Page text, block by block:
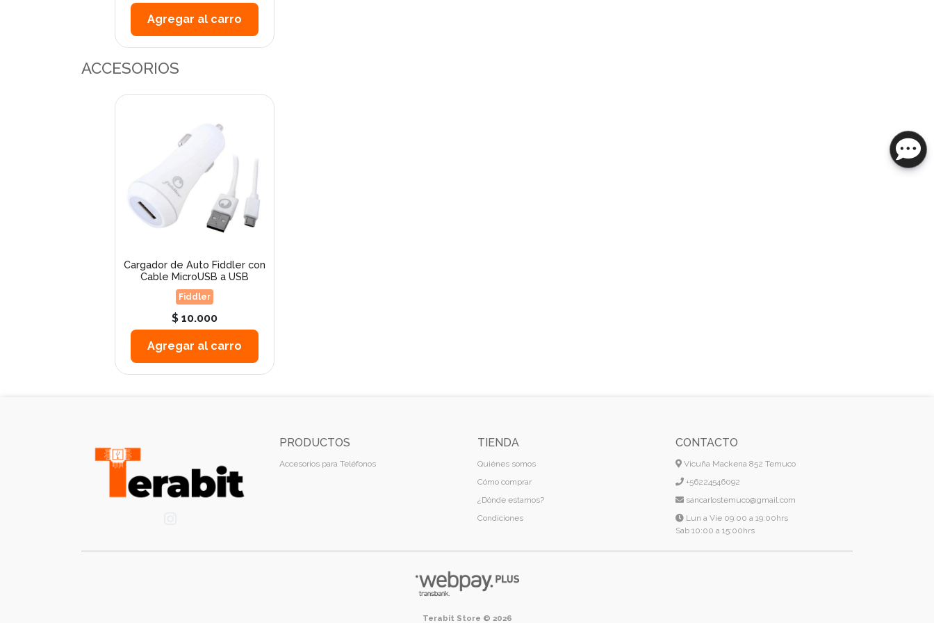
Agregar al carro
ACCESORIOS
Cargador de Auto Fiddler con
Cable MicroUSB a USB
Fiddler
$ 10.000
Agregar al carro
PRODUCTOS
Accesorios para Teléfonos
TIENDA
Quiénes somos
Cómo comprar
¿Dónde estamos?
Condiciones
CONTACTO
Vicuña Mackena 852 Temuco
+56224546092
sancarlostemuco@gmail.com
Lun a Vie 09:00 a 19:00hrs
Sab 10:00 a 15:00hrs
Terabit Store © 2026